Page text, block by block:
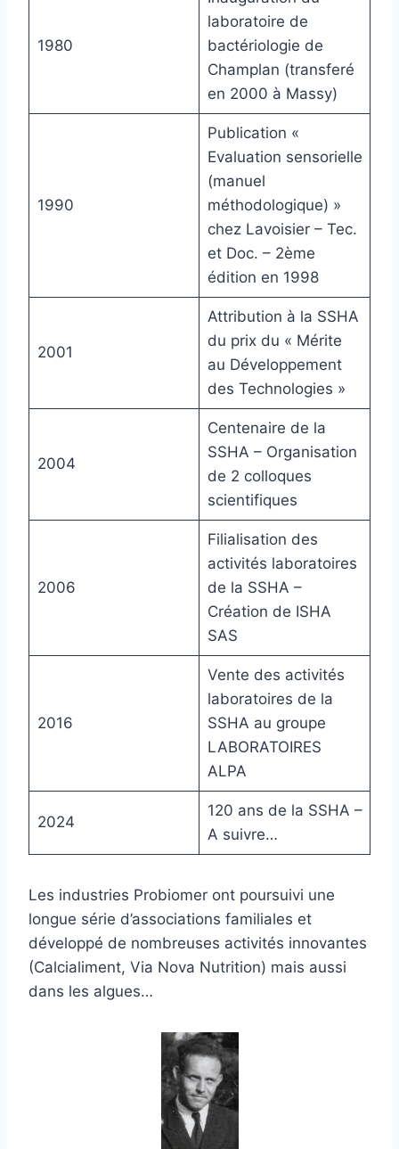
1980
laboratoire de
bactériologie de
Champlan (transferé
en 2000 à Massy)
1990
Publication «
Evaluation sensorielle
(manuel
méthodologique) »
chez Lavoisier – Tec.
et Doc. – 2ème
édition en 1998
2001
Attribution à la SSHA
du prix du « Mérite
au Développement
des Technologies »
2004
Centenaire de la
SSHA – Organisation
de 2 colloques
scientifiques
2006
Filialisation des
activités laboratoires
de la SSHA –
Création de ISHA
SAS
2016
Vente des activités
laboratoires de la
SSHA au groupe
LABORATOIRES
ALPA
2024
120 ans de la SSHA –
A suivre…
Les industries Probiomer ont poursuivi une
longue série d’associations familiales et
développé de nombreuses activités innovantes
(Calcialiment, Via Nova Nutrition) mais aussi
dans les algues…